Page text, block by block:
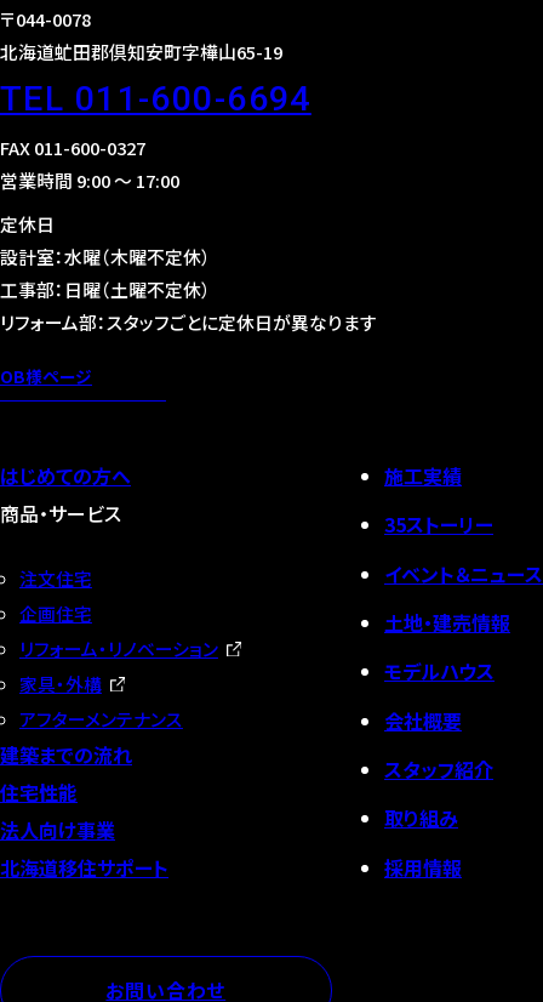
〒044-0078
北海道虻田郡倶知安町字樺山65-19
TEL 011-600-6694
FAX 011-600-0327
営業時間 9:00 〜 17:00
定休日
設計室：水曜（木曜不定休）
工事部：日曜（土曜不定休）
リフォーム部：スタッフごとに定休日が異なります
OB様ページ
はじめての方へ
商品・サービス
注文住宅
企画住宅
リフォーム・リノベーション
家具・外構
アフターメンテナンス
建築までの流れ
住宅性能
法人向け事業
北海道移住サポート
施工実績
35ストーリー
イベント＆ニュース
土地・建売情報
モデルハウス
会社概要
スタッフ紹介
取り組み
採用情報
お問い合わせ